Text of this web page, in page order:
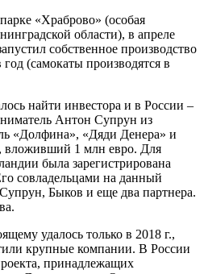
«Храброво» (особая
области), в апреле
собственное производство
(самокаты производятся в
найти инвестора и в России –
Антон Супрун из
«Долфина», «Дяди Денера» и
вложивший 1 млн евро. Для
была зарегистрирована
совладельцами на данный
Быков и еще два партнера.
удалось только в 2018 г.,
крупные компании. В России
принадлежащих